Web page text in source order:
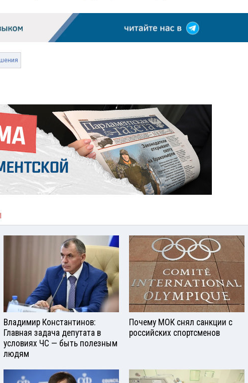
Владимир Константинов:
Главная задача депутата в
условиях ЧС — быть полезным
людям
Почему МОК снял санкции с
российских спортсменов